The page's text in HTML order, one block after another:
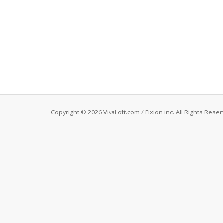
Copyright © 2026 VivaLoft.com / Fixion inc. All Rights